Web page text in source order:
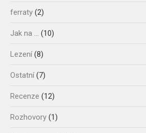
ferraty (2)
Jak na … (10)
Lezení(8)
Ostatní(7)
Recenze (12)
Rozhovory (1)